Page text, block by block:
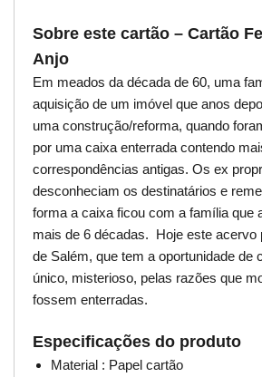
Sobre este cartão – Cartão
Anjo
Em meados da década de 60, uma
aquisição de um imóvel que anos
uma construção/reforma, quando
por uma caixa enterrada contendo
correspondências antigas. Os ex
desconheciam os destinatários e
forma a caixa ficou com a família que
mais de 6 décadas. Hoje este acervo
de Salém, que tem a oportunidade de
único, misterioso, pelas razões que
fossem enterradas.
Especificações do produto
Material : Papel cartão